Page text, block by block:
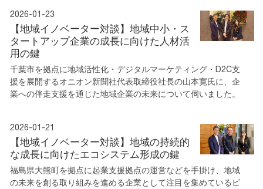
2026-01-23
【地域イノベーター対談】地域中小・ス
タートアップ企業の成長に向けた人材活
用の鍵
千葉市を拠点に地域活性化・デジタルマーケティング・D2C支
援を展開するオニオン新聞社代表取締役社長の山本寛氏に、企
業への伴走支援を通じた地域企業の未来について伺いました。
2026-01-21
【地域イノベーター対談】地域の持続的
な成長に向けたエコシステム形成の鍵
福島県大熊町を拠点に起業支援拠点の運営などを手掛け、地域
の未来を創る取り組みを進める企業として注目を集めているビ